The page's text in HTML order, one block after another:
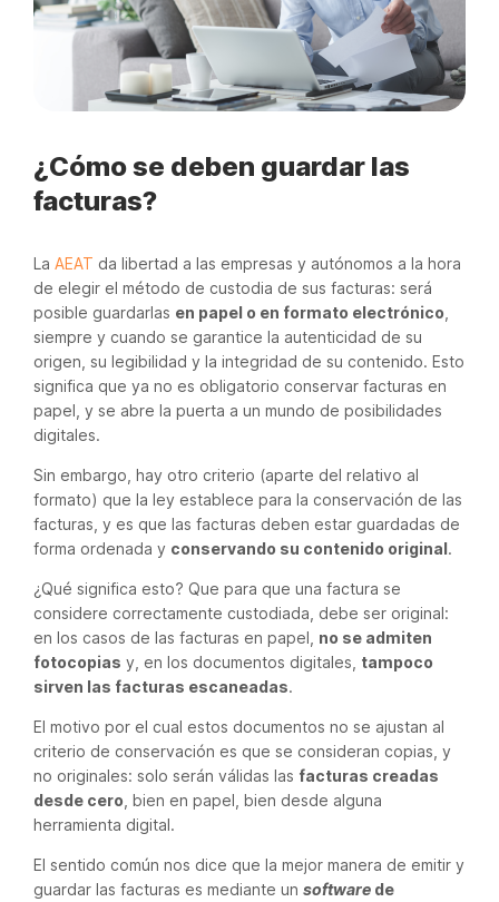
¿Cómo se deben guardar las
facturas?
La AEAT da libertad a las empresas y autónomos a la hora
de elegir el método de custodia de sus facturas: será
posible guardarlas en papel o en formato electrónico
siempre y cuando se garantice la autenticidad de su
origen, su legibilidad y la integridad de su contenido. Esto
significa que ya no es obligatorio conservar facturas en
papel, y se abre la puerta a un mundo de posibilidades
digitales.
Sin embargo, hay otro criterio (aparte del relativo al
formato) que la ley establece para la conservación de las
facturas, y es que las facturas deben estar guardadas de
forma ordenada y conservando su contenido original.
¿Qué significa esto? Que para que una factura se
considere correctamente custodiada, debe ser original:
en los casos de las facturas en papel, no se admiten
fotocopias y, en los documentos digitales, tampoco
sirven las facturas escaneadas.
El motivo por el cual estos documentos no se ajustan al
criterio de conservación es que se consideran copias, y
no originales: solo serán válidas las facturas creadas
desde cero , bien en papel, bien desde alguna
herramienta digital.
El sentido común nos dice que la mejor manera de emitir y
guardar las facturas es mediante un software de